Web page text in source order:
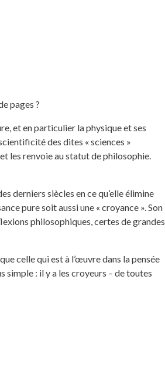
pages ?
et en particulier la physique et ses
des dites « sciences »
les renvoie au statut de philosophie.
derniers siècles en ce qu’elle élimine
pure soit aussi une « croyance ». Son
philosophiques, certes de grandes
celle qui est à l’œuvre dans la pensée
: il y a les croyeurs – de toutes